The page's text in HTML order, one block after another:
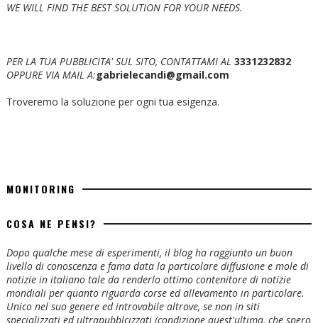
WE WILL FIND THE BEST SOLUTION FOR YOUR NEEDS.
PER LA TUA PUBBLICITA' SUL SITO, CONTATTAMI AL 3331232832
OPPURE VIA MAIL A:gabrielecandi@gmail.com
Troveremo la soluzione per ogni tua esigenza.
MONITORING
COSA NE PENSI?
Dopo qualche mese di esperimenti, il blog ha raggiunto un buon
livello di conoscenza e fama data la particolare diffusione e mole di
notizie in italiano tale da renderlo ottimo contenitore di notizie
mondiali per quanto riguarda corse ed allevamento in particolare.
Unico nel suo genere ed introvabile altrove, se non in siti
specializzati ed ultrapubblcizzati (condizione quest'ultima, che spero